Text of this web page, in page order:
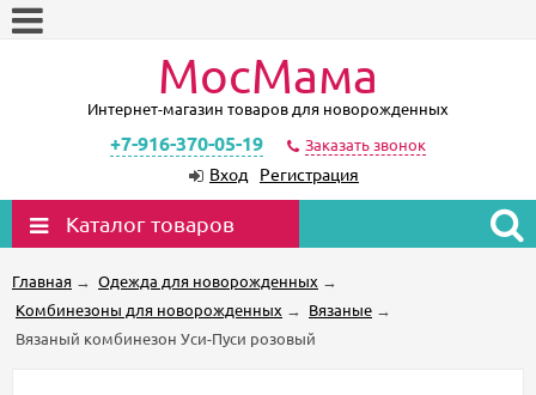
МосМама
Интернет-магазин товаров для новорожденных
+7-916-370-05-19 Заказать звонок
Вход Регистрация
Каталог товаров
Главная → Одежда для новорожденных →
Комбинезоны для новорожденных → Вязаные →
Вязаный комбинезон Уси-Пуси розовый